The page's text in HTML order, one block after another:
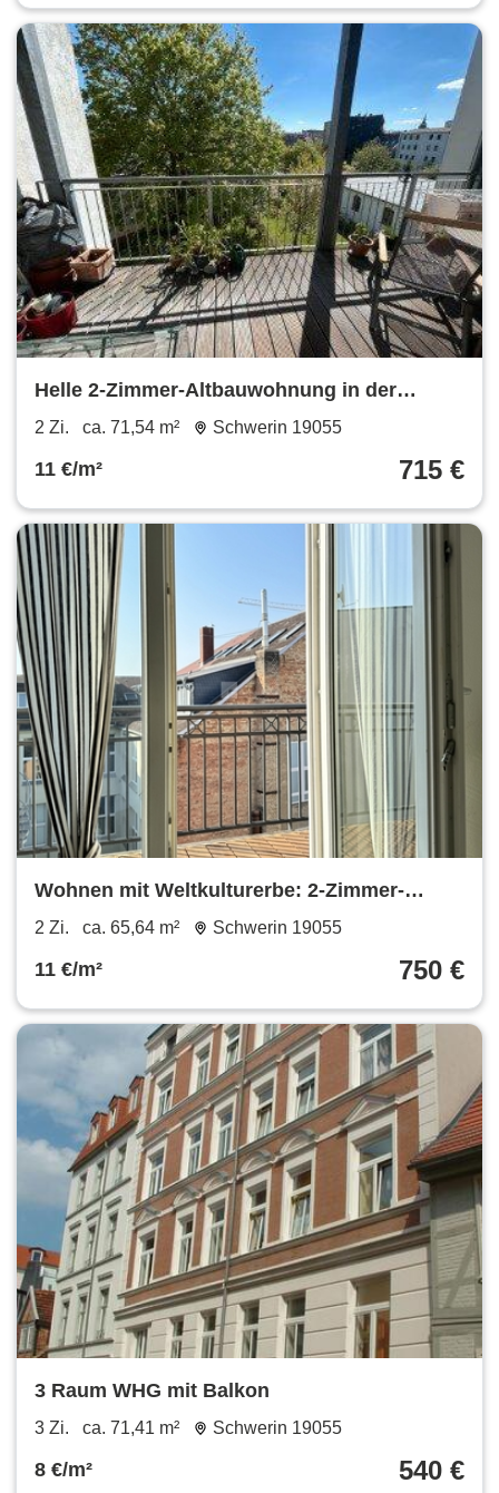
Helle 2-Zimmer-Altbauwohnung in der
Werdervorstadt
2 Zi. ca. 71,54 m² Schwerin 19055
11 €/m² 715 €
Wohnen mit Weltkulturerbe: 2-Zimmer-
Wohnung mit Balkon, Fahrstuhl & Ausblick
2 Zi. ca. 65,64 m² Schwerin 19055
11 €/m² 750 €
3 Raum WHG mit Balkon
3 Zi. ca. 71,41 m² Schwerin 19055
8 €/m² 540 €